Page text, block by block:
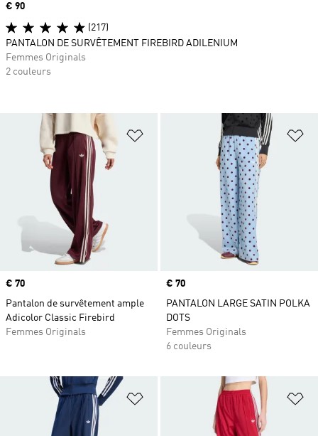
Ajouter à la Liste de produits
Prix
€ 70
Pantalon de survêtement ample
Adicolor Classic Firebird
Femmes Originals
Prix
€ 70
PANTALON LARGE SATIN POLKA
DOTS
Femmes Originals
6 couleurs
Ajouter à la Liste de produits
Prix
€ 90
(217)
PANTALON DE SURVÊTEMENT FIREBIRD ADILENIUM
Femmes Originals
2 couleurs